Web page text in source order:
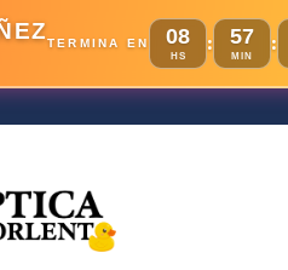
TERMINA EN 08
HS
: 57
MIN
: